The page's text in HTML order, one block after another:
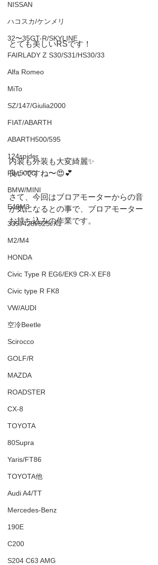
NISSAN
ハコスカ/ケンメリ
32〜35GT-R/SKYLINE
FAIRLADY Z S30/S31/HS30/33
Alfa Romeo
MiTo
SZ/147/Giulia2000
FIAT/ABARTH
ABARTH500/595
124spider
Fiat500C
BMW/MINI
E46M3
335i/428i/525i/X1
M2/M4
HONDA
Civic Type R EG6/EK9 CR-X EF8
Civic type R FK8
VW/AUDI
空冷Beetle
Scirocco
GOLF/R
MAZDA
ROADSTER
CX-8
TOYOTA
80Supra
Yaris/FT86
TOYOTA他
Audi A4/TT
Mercedes-Benz
190E
C200
S204 C63 AMG
とても美しいRSです！
内装も外装も大変綺麗✨
良いですね〜😍💕
さて、今回はブロアモーターからの音
が気になるとの事で、ブロアモーター
お持ち込みの作業です。